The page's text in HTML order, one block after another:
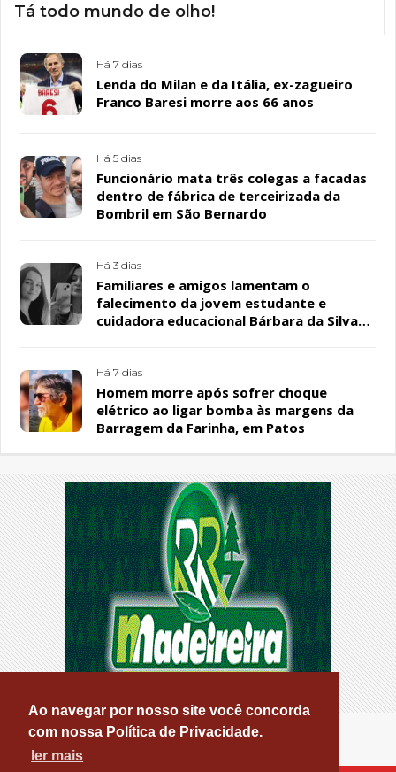
Ao navegar por nosso site você concorda
com nossa Política de Privacidade.
ler mais
Tá todo mundo de olho!
Há 7 dias
Lenda do Milan e da Itália, ex-zagueiro
Franco Baresi morre aos 66 anos
Há 5 dias
Funcionário mata três colegas a facadas
dentro de fábrica de terceirizada da
Bombril em São Bernardo
Há 3 dias
Familiares e amigos lamentam o
falecimento da jovem estudante e
cuidadora educacional Bárbara da Silva
Há 7 dias
Homem morre após sofrer choque
elétrico ao ligar bomba às margens da
Barragem da Farinha, em Patos